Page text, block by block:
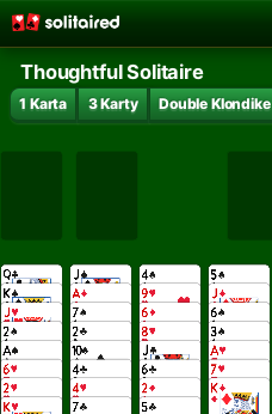
Thoughtful Solitaire
1 Karta 3 Karty Double Klondike